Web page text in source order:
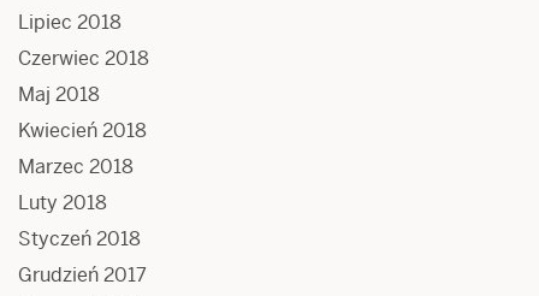
Lipiec 2018
Czerwiec 2018
Maj 2018
Kwiecień 2018
Marzec 2018
Luty 2018
Styczeń 2018
Grudzień 2017